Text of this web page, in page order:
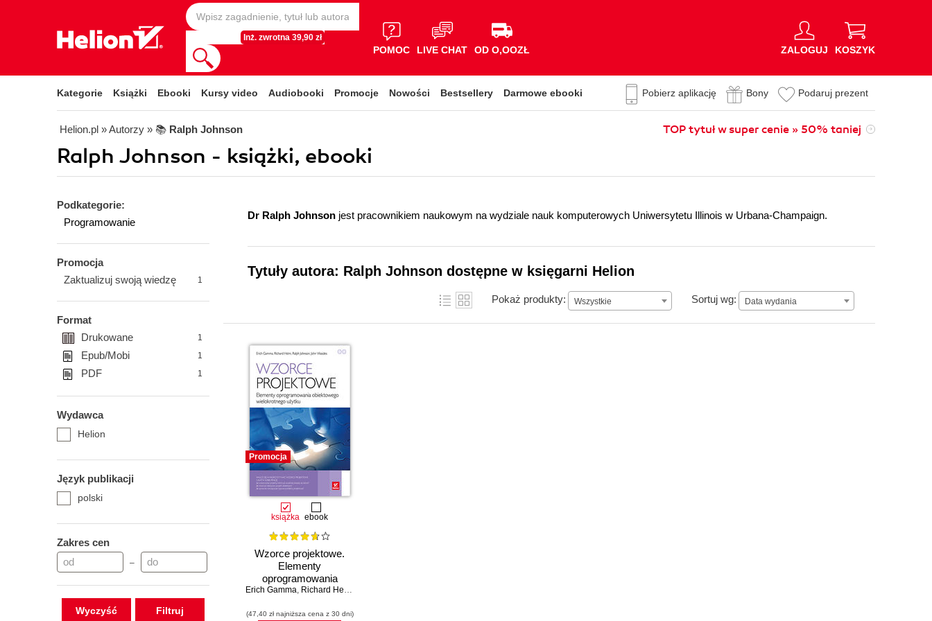
Inż. zwrotna 39,90 zł
POMOC LIVE CHAT OD O,OOZŁ ZALOGUJ KOSZYK
Kategorie Książki Ebooki Kursy video Audiobooki Promocje Nowości Bestsellery Darmowe ebooki Pobierz aplikację Bony Podaruj prezent
Helion.pl » Autorzy » 📚 Ralph Johnson TOP tytuł w super cenie » 50% taniej
Ralph Johnson - książki, ebooki
Podkategorie:
Programowanie
Promocja
Zaktualizuj swoją wiedzę
1
Format
Drukowane
1
Epub/Mobi 1
PDF 1
Wydawca
Helion
Język publikacji
polski
Zakres cen
–
Wyczyść
Dr Ralph Johnson jest pracownikiem naukowym na wydziale nauk komputerowych Uniwersytetu Illinois w Urbana-Champaign.
Tytuły autora: Ralph Johnson dostępne w księgarni Helion
Pokaż produkty: Wszystkie Sortuj wg: Data wydania
Data wydania
Promocja
książka ebook
Wzorce projektowe.
Elementy
oprogramowania
obiektowego
Erich Gamma, Richard Helm
(47,40 zł najniższa cena z 30 dni)